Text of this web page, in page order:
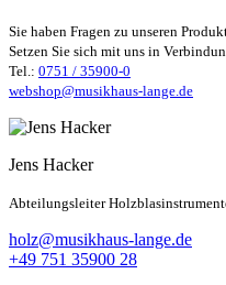
Sie haben Fragen zu unseren
Setzen Sie sich mit uns in
Tel.: 0751 / 35900-0
webshop@musikhaus-lange.de
Jens Hacker
Abteilungsleiter
holz@musikhaus-lange.de
+49 751 35900 28